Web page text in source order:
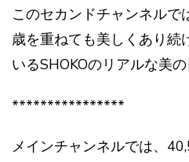
このセカンドチャンネルで
歳を重ねても美しくあり続
いるSHOKOのリアルな美
****************
メインチャンネルでは、